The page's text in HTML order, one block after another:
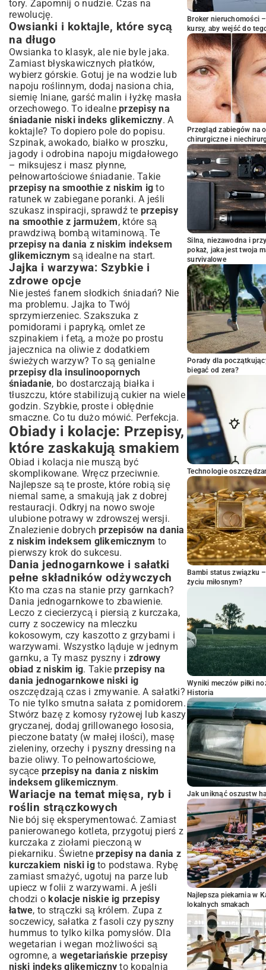
tory. Zapomnij o nudzie. Czas na
rewolucję.
Owsianki i koktajle, które sycą
na długo
Owsianka to klasyk, ale nie byle jaka.
Zamiast błyskawicznych płatków,
wybierz górskie. Gotuj je na wodzie lub
napoju roślinnym, dodaj nasiona chia,
siemię lniane, garść malin i łyżkę masła
orzechowego. To idealne przepisy na
śniadanie niski indeks glikemiczny. A
koktajle? To dopiero pole do popisu.
Szpinak, awokado, białko w proszku,
jagody i odrobina napoju migdałowego
– miksujesz i masz płynne,
pełnowartościowe śniadanie. Takie
przepisy na smoothie z niskim ig to
ratunek w zabiegane poranki. A jeśli
szukasz inspiracji, sprawdź te przepisy
na smoothie z jarmużem, które są
prawdziwą bombą witaminową. Te
przepisy na dania z niskim indeksem
glikemicznym są idealne na start.
Jajka i warzywa: Szybkie i
zdrowe opcje
Nie jesteś fanem słodkich śniadań? Nie
ma problemu. Jajka to Twój
sprzymierzeniec. Szakszuka z
pomidorami i papryką, omlet ze
szpinakiem i fetą, a może po prostu
jajecznica na oliwie z dodatkiem
świeżych warzyw? To są genialne
przepisy dla insulinoopornych
śniadanie, bo dostarczają białka i
tłuszczu, które stabilizują cukier na wiele
godzin. Szybkie, proste i obłędnie
smaczne. Co tu dużo mówić. Perfekcja.
Obiady i kolacje: Przepisy,
które zaskakują smakiem
Obiad i kolacja nie muszą być
skomplikowane. Wręcz przeciwnie.
Najlepsze są te proste, które robią się
niemal same, a smakują jak z dobrej
restauracji. Odkryj na nowo swoje
ulubione potrawy w zdrowszej wersji.
Znalezienie dobrych przepisów na dania
z niskim indeksem glikemicznym to
pierwszy krok do sukcesu.
Dania jednogarnkowe i sałatki
pełne składników odżywczych
Kto ma czas na stanie przy garnkach?
Dania jednogarnkowe to zbawienie.
Leczo z ciecierzycą i piersią z kurczaka,
curry z soczewicy na mleczku
kokosowym, czy kaszotto z grzybami i
warzywami. Wszystko ląduje w jednym
garnku, a Ty masz pyszny i zdrowy
obiad z niskim ig. Takieprzepisy na
dania jednogarnkowe niski ig
oszczędzają czas i zmywanie. A sałatki?
To nie tylko smutna sałata z pomidorem.
Stwórz bazę z komosy ryżowej lub kaszy
gryczanej, dodaj grillowanego łososia,
pieczone bataty (w małej ilości), masę
zieleniny, orzechy i pyszny dressing na
bazie oliwy. To pełnowartościowe,
sycące przepisy na dania z niskim
indeksem glikemicznym.
Wariacje na temat mięsa, ryb i
roślin strączkowych
Nie bój się eksperymentować. Zamiast
panierowanego kotleta, przygotuj pierś z
kurczaka z ziołami pieczoną w
piekarniku. Świetne przepisy na dania z
kurczakiem niski igto podstawa. Rybę
zamiast smażyć, ugotuj na parze lub
upiecz w folii z warzywami. A jeśli
chodzi okolacje niskie ig przepisy
łatwe, to strączki są królem. Zupa z
soczewicy, sałatka z fasoli czy pyszny
hummus to tylko kilka pomysłów. Dla
wegetarian i wegan możliwości są
ogromne, a wegetariańskie przepisy
niski indeks glikemiczny to kopalnia
Broker nieruchomości
kursy, aby wejść do
Przegląd zabiegów na
chirurgiczne i
Silna, niezawodna i
pokaż, jaka jest twoja
survivalowe
Porady dla
biegać od zera?
Technologie
Bambi status związku
życiu miłosnym?
Wyniki meczów piłki
Historia
Jak uniknąć oszustw
Najlepsza piekarnia w
lokalnych smakach